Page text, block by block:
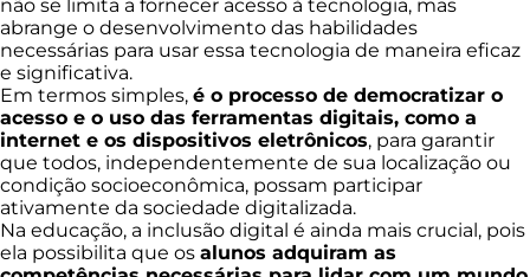
não se limita a fornecer acesso à tecnologia, mas
abrange o desenvolvimento das habilidades
necessárias para usar essa tecnologia de maneira eficaz
e significativa.
Em termos simples, é o processo de democratizar o
acesso e o uso das ferramentas digitais, como a
internet e os dispositivos eletrônicos, para garantir
que todos, independentemente de sua localização ou
condição socioeconômica, possam participar
ativamente da sociedade digitalizada.
Na educação, a inclusão digital é ainda mais crucial, pois
ela possibilita que os alunos adquiram as